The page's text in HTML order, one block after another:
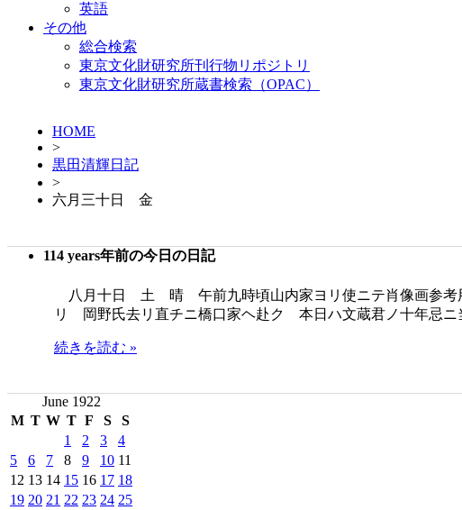
英語
その他
総合検索
東京文化財研究所刊行物リポジトリ
東京文化財研究所蔵書検索（OPAC）
HOME
>
黒田清輝日記
>
六月三十日 金
114 years年前の今日の日記
八月十日 土 晴 午前九時頃山内家ヨリ使ニテ肖像画参考
リ 岡野氏去リ直チニ橋口家ヘ赴ク 本日ハ文蔵君ノ十年忌
続きを読む »
June 1922
M T W T F S S
1 2 3
4
5
6 7 8 9 10 11
12 13 14 15 16 17 18
19 20 21 22 23 24 25